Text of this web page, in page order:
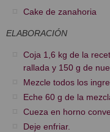
Cake de zanahoria
ELABORACIÓN
Coja 1,6 kg de la
rallada y 150 g de
Mezcle todos los
Eche 60 g de la
Cueza en horno
Deje enfriar.